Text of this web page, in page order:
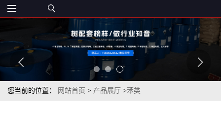
您当前的位置： 网站首页 > 产品展厅 >苯类